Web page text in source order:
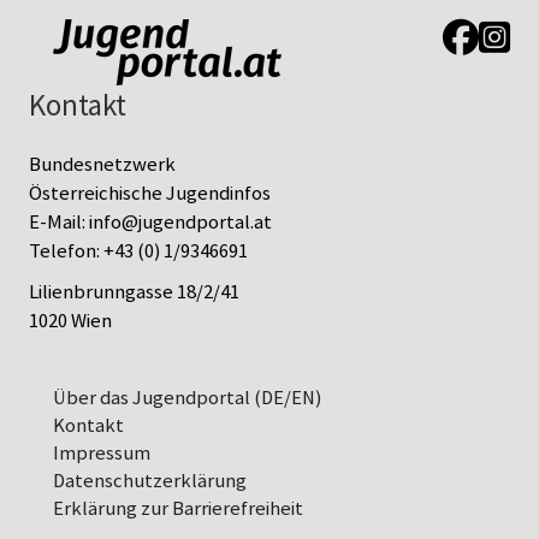
Link zur
Link
Kontakt
Bundesnetzwerk
Österreichische Jugendinfos
E-Mail:info@jugendportal.at
Telefon:+43 (0) 1/9346691
Lilienbrunngasse 18/2/41
1020 Wien
Über das Jugendportal (DE/EN)
Kontakt
Impressum
Datenschutz­erklärung
Erklärung zur Barrierefreiheit